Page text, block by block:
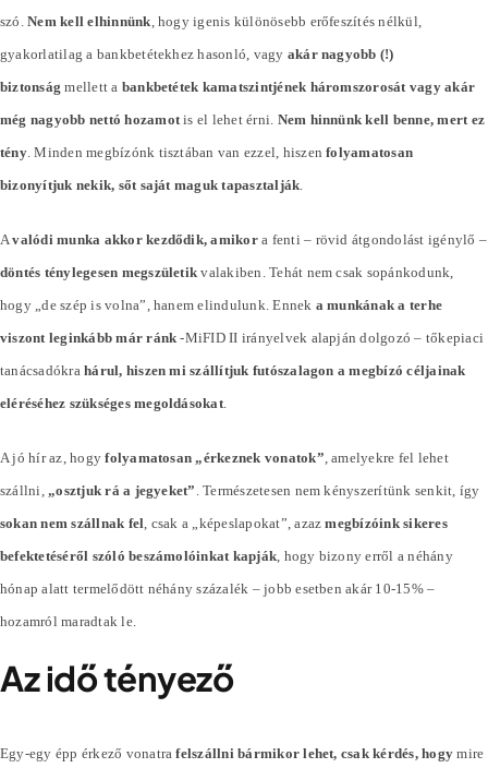
szó.Nem kell elhinnünk , hogy igenis különösebb erőfeszítés nélkül,
gyakorlatilag a bankbetétekhez hasonló, vagy akár nagyobb (!)
biztonság mellett a bankbetétek kamatszintjének háromszorosát vagy akár
még nagyobb nettó hozamotis el lehet érni. Nem hinnünk kell benne, mert ez
tény. Minden megbízónk tisztában van ezzel, hiszenfolyamatosan
bizonyítjuk nekik, sőt saját maguk tapasztalják
Avalódi munka akkor kezdődik, amikora fenti – rövid átgondolást igénylő –
döntés ténylegesen megszületik valakiben. Tehát nem csak sopánkodunk,
hogy „de szép is volna”, hanem elindulunk. Ennek a munkának a terhe
viszont leginkább már ránk -MiFID II irányelvek alapján dolgozó – tőkepiaci
tanácsadókrahárul, hiszen mi szállítjuk futószalagon a megbízó céljainak
eléréséhez szükséges megoldásokat.
A jó hír az, hogyfolyamatosan „érkeznek vonatok” , amelyekre fel lehet
szállni,„osztjuk rá a jegyeket” . Természetesen nem kényszerítünk senkit, így
sokan nem szállnak fel , csak a „képeslapokat”, azazmegbízóink sikeres
befektetéséről szóló beszámolóinkat kapják , hogy bizony erről a néhány
hónap alatt termelődött néhányszázalék – jobb esetben akár 10-15% –
hozamról maradtak le.
Az idő tényező
Egy-egy épp érkező vonatrafelszállni bármikor lehet, csak kérdés, hogy mire